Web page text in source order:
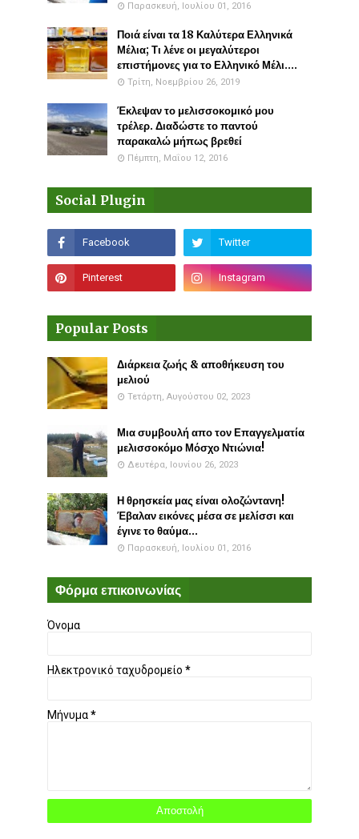
Παρασκευή, Ιουλίου 01, 2016
Ποιά είναι τα 18 Καλύτερα Ελληνικά
Μέλια; Τι λένε οι μεγαλύτεροι
επιστήμονες για το Ελληνικό Μέλι....
Τρίτη, Νοεμβρίου 26, 2019
Έκλεψαν το μελισσοκομικό μου
τρέλερ. Διαδώστε το παντού
παρακαλώ μήπως βρεθεί
Πέμπτη, Μαΐου 12, 2016
Social Plugin
Popular Posts
Διάρκεια ζωής & αποθήκευση του
μελιού
Τετάρτη, Αυγούστου 02, 2023
Μια συμβουλή απο τον Επαγγελματία
μελισσοκόμο Μόσχο Ντιώνια!
Δευτέρα, Ιουνίου 26, 2023
Η θρησκεία μας είναι ολοζώντανη!
Έβαλαν εικόνες μέσα σε μελίσσι και
έγινε το θαύμα...
Παρασκευή, Ιουλίου 01, 2016
Φόρμα επικοινωνίας
Όνομα
Ηλεκτρονικό ταχυδρομείο *
Μήνυμα*